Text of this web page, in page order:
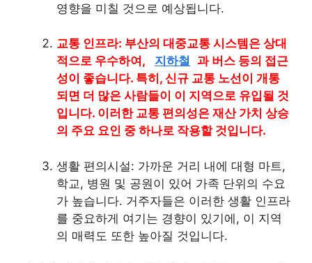
영향을 미칠 것으로 예상됩니다.
교통 인프라: 부산의 대중교통 시스템은 상대
적으로 우수하여,
지하철 과 버스 등의 접근
성이 좋습니다. 특히, 신규 교통 노선이 개통
되면 더 많은 사람들이 이 지역으로 유입될 것
입니다. 이러한 교통 편의성은 재산 가치 상승
의 주요 요인 중 하나로 작용할 것입니다.
생활 편의시설: 가까운 거리 내에 대형 마트,
학교, 병원 및 공원이 있어 가족 단위의 수요
가 높습니다. 거주자들은 이러한 생활 인프라
를 중요하게 여기는 경향이 있기에, 이 지역
의 매력도 또한 높아질 것입니다.